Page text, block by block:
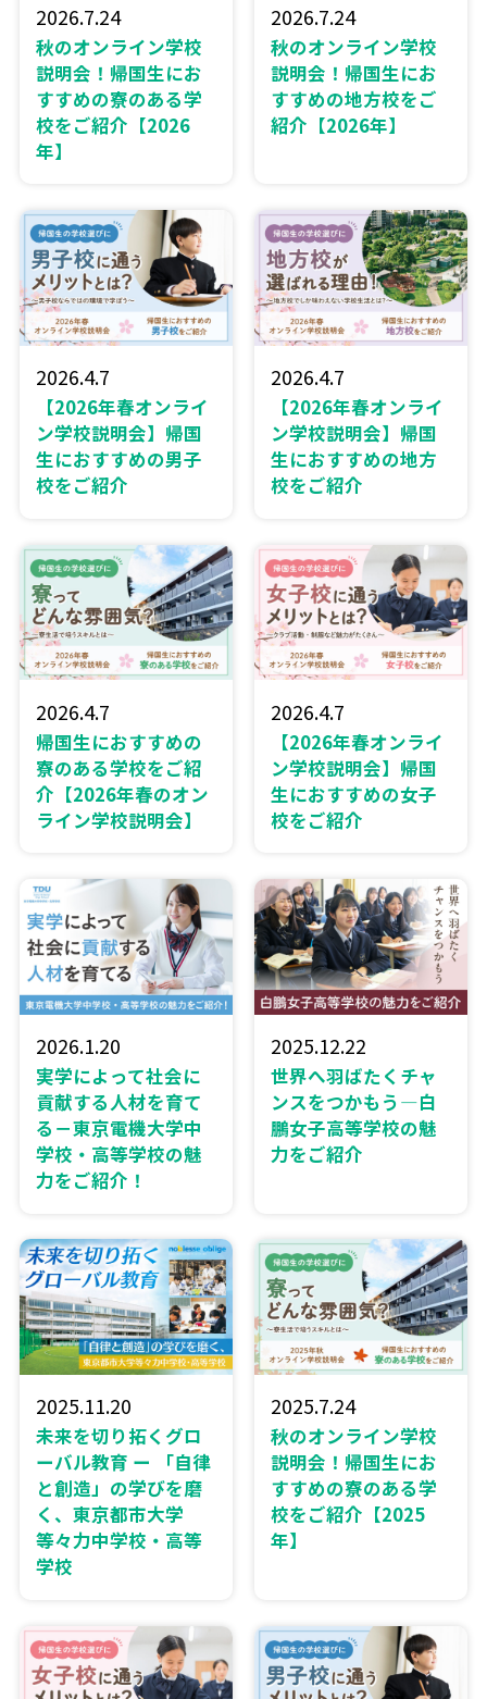
2026.7.24
秋のオンライン学校
説明会！帰国生にお
すすめの寮のある学
校をご紹介【2026
年】
2026.7.24
秋のオンライン学校
説明会！帰国生にお
すすめの地方校をご
紹介【2026年】
2026.4.7
【2026年春オンライ
ン学校説明会】帰国
生におすすめの男子
校をご紹介
2026.4.7
【2026年春オンライ
ン学校説明会】帰国
生におすすめの地方
校をご紹介
2026.4.7
帰国生におすすめの
寮のある学校をご紹
介【2026年春のオン
ライン学校説明会】
2026.4.7
【2026年春オンライ
ン学校説明会】帰国
生におすすめの女子
校をご紹介
2026.1.20
実学によって社会に
貢献する人材を育て
る－東京電機大学中
学校・高等学校の魅
力をご紹介！
2025.12.22
世界へ羽ばたくチャ
ンスをつかもう―白
鵬女子高等学校の魅
力をご紹介
2025.11.20
未来を切り拓くグロ
ーバル教育 ー 「自律
と創造」の学びを磨
く、東京都市大学
等々力中学校・高等
学校
2025.7.24
秋のオンライン学校
説明会！帰国生にお
すすめの寮のある学
校をご紹介【2025
年】